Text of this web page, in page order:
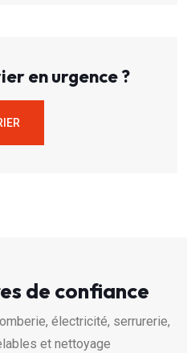
en urgence ?
de confiance
électricité, serrurerie,
et nettoyage